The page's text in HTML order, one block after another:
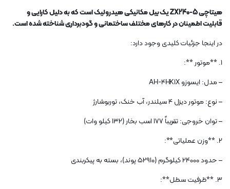
هیتاچی ZX240-5 یک بیل مکانیکی هیدرولیک است که به دلیل کارایی و
قابلیت اطمینان در کارهای مختلف ساختمانی و گودبرداری شناخته شده است.
در اینجا جزئیات کلیدی وجود دارد:
1. **موتور **:
– مدل: ایسوزو AH-4HK1X
– نوع: موتور دیزل 4 سیلندر، آب خنک، توربوشارژ
– توان خروجی: تقریباً 177 اسب بخار (132 کیلو وات)
2. **وزن عملیاتی**:
– حدود 24000 کیلوگرم (52910 پوند)، بسته به پیکربندی
3. **ظرفیت سطل**: